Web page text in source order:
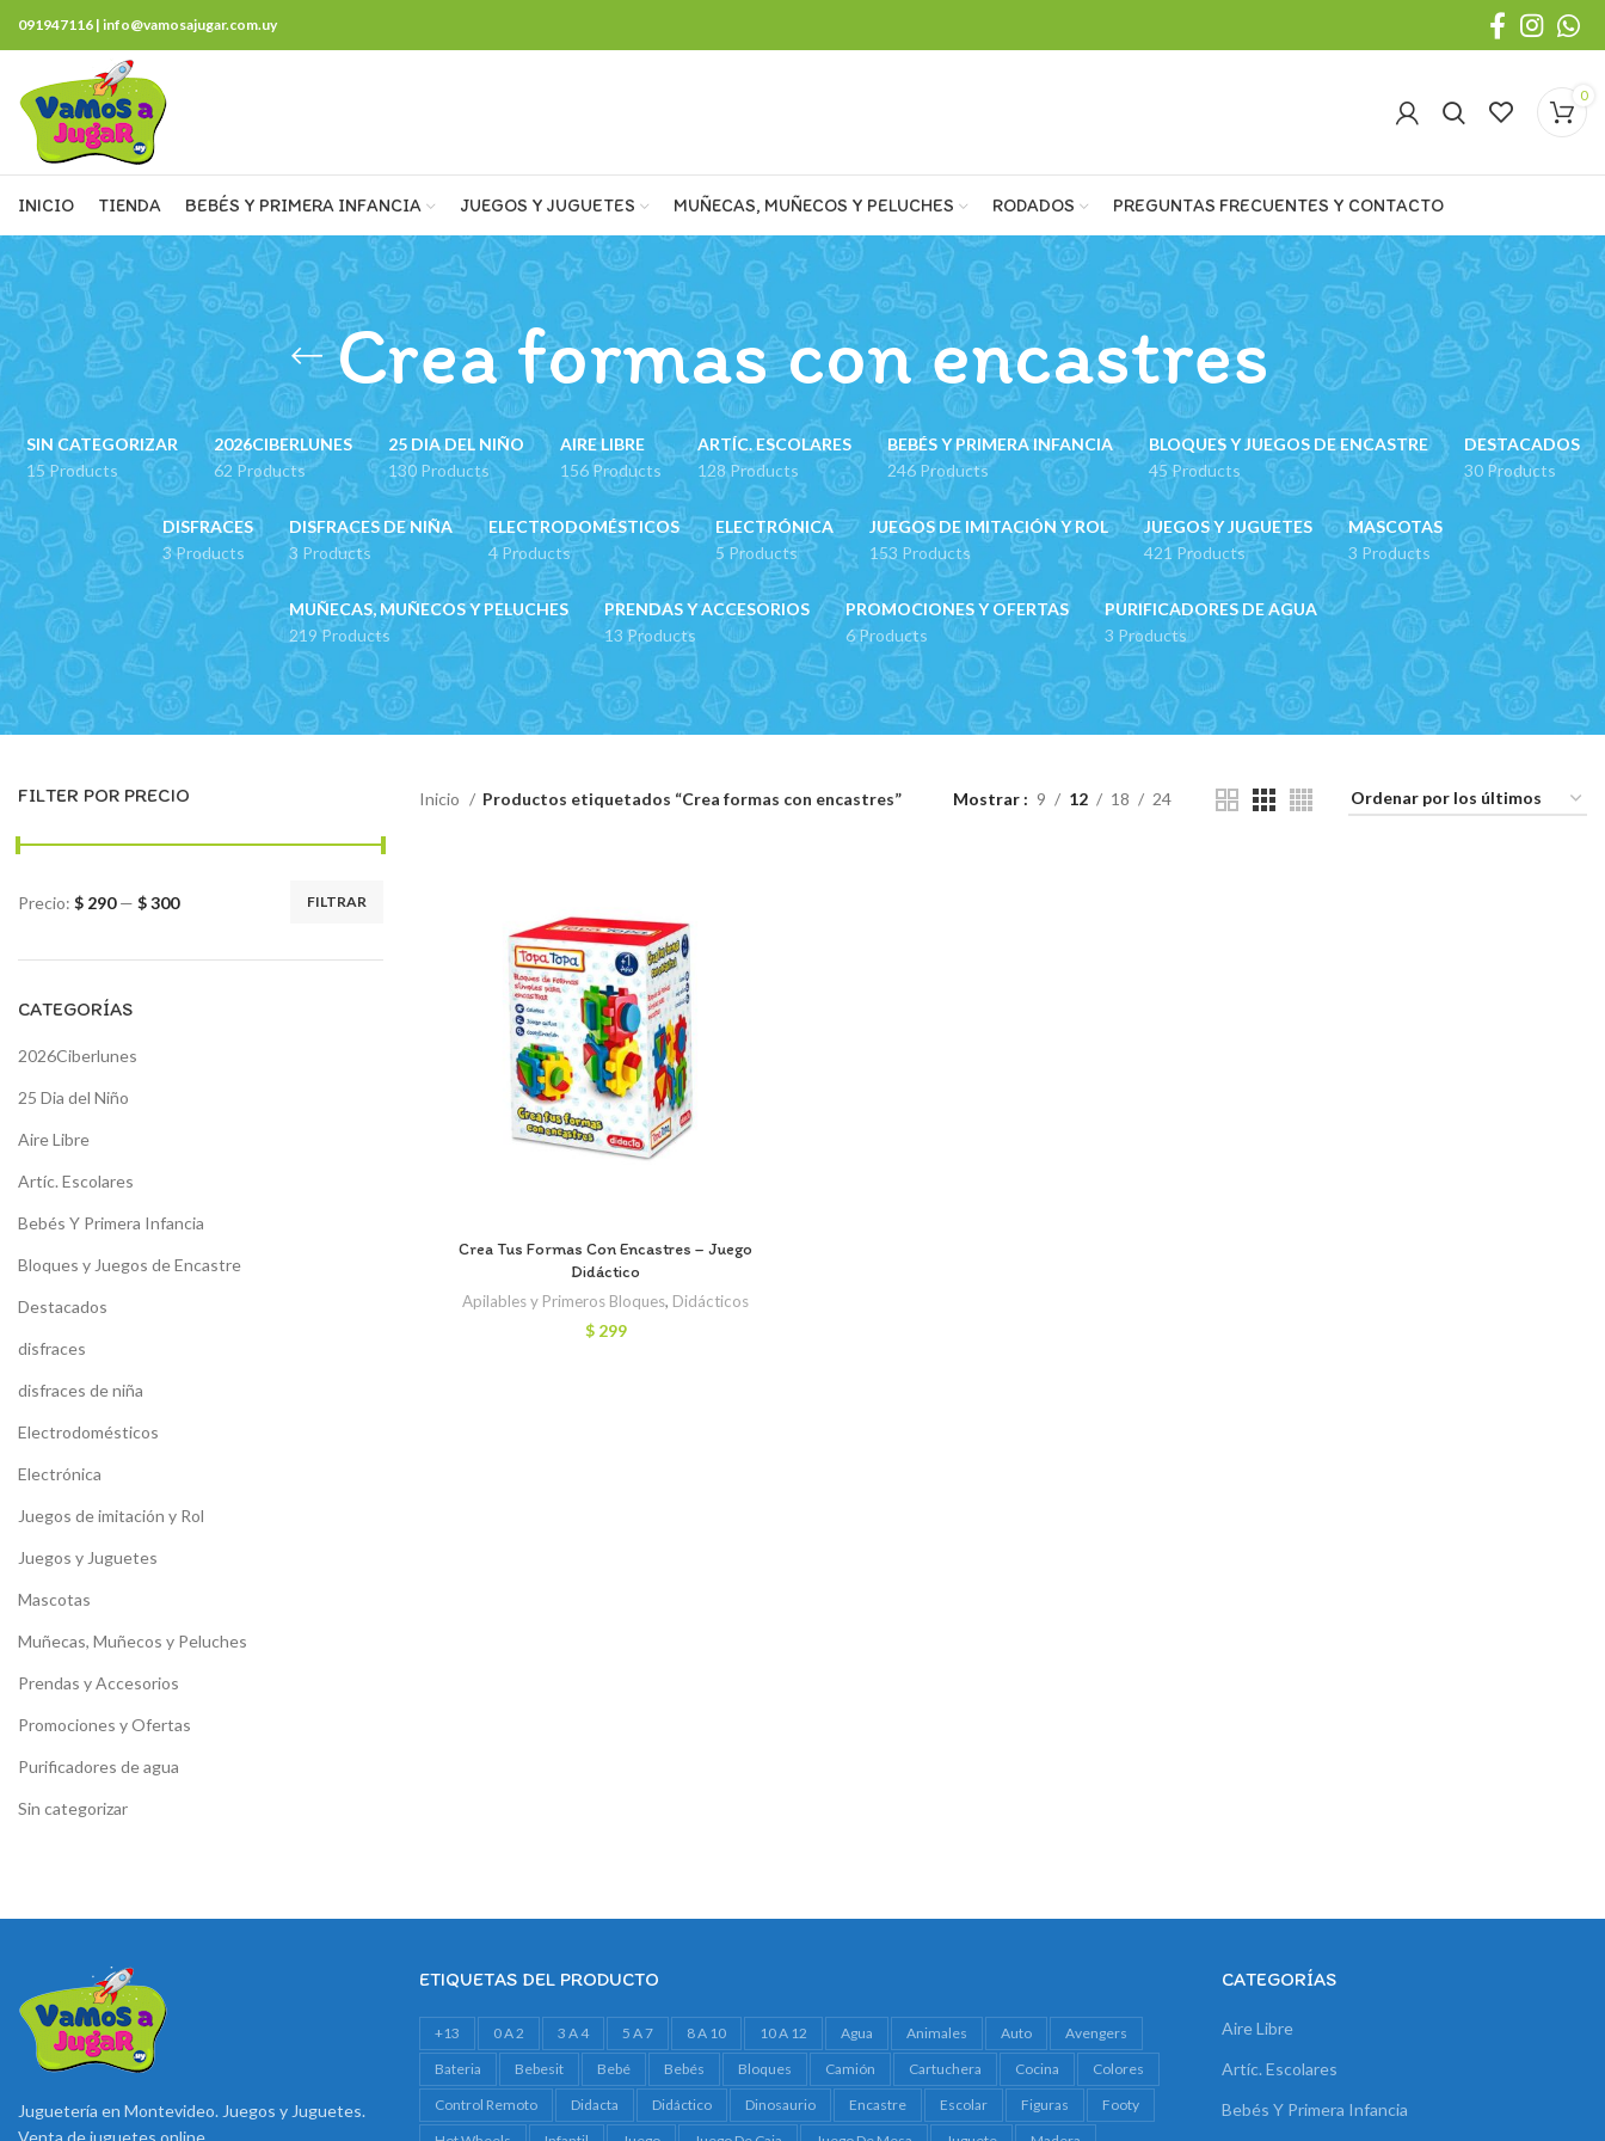
091947116 | info@vamosajugar.com.uy
0
INICIO TIENDA BEBÉS Y PRIMERA INFANCIA JUEGOS Y JUGUETES MUÑECAS, MUÑECOS Y PELUCHES RODADOS PREGUNTAS FRECUENTES Y CONTACTO
Crea formas con encastres
SIN CATEGORIZAR
15 Products
2026CIBERLUNES
62 Products
25 DIA DEL NIÑO
130 Products
AIRE LIBRE
156 Products
ARTÍC. ESCOLARES
128 Products
BEBÉS Y PRIMERA INFANCIA
246 Products
BLOQUES Y JUEGOS DE ENCASTRE
45 Products
DESTACADOS
30 Products
DISFRACES
3 Products
DISFRACES DE NIÑA
3 Products
ELECTRODOMÉSTICOS
4 Products
ELECTRÓNICA
5 Products
JUEGOS DE IMITACIÓN Y ROL
153 Products
JUEGOS Y JUGUETES
421 Products
MASCOTAS
3 Products
MUÑECAS, MUÑECOS Y PELUCHES
219 Products
PRENDAS Y ACCESORIOS
13 Products
PROMOCIONES Y OFERTAS
6 Products
PURIFICADORES DE AGUA
3 Products
FILTER POR PRECIO
FILTRAR
Precio: $ 290— $ 300
CATEGORÍAS
2026Ciberlunes
25 Dia del Niño
Aire Libre
Artíc. Escolares
Bebés Y Primera Infancia
Bloques y Juegos de Encastre
Destacados
disfraces
disfraces de niña
Electrodomésticos
Electrónica
Juegos de imitación y Rol
Juegos y Juguetes
Mascotas
Muñecas, Muñecos y Peluches
Prendas y Accesorios
Promociones y Ofertas
Purificadores de agua
Sin categorizar
Inicio Productos etiquetados “Crea formas con encastres” Mostrar 9 12 18 24
Crea Tus Formas Con Encastres – Juego
Didáctico
Apilables y Primeros Bloques, Didácticos
$299
Juguetería en Montevideo. Juegos y Juguetes.
Venta de juguetes online
ETIQUETAS DEL PRODUCTO
+13 0 A 2 3 A 4 5 A 7 8 A 10 10 A 12 Agua Animales Auto
Avengers
Bateria
Bebesit Bebé Bebés Bloques Camión Cartuchera Cocina
Colores
Control Remoto
Didacta Didáctico Dinosaurio Encastre Escolar Figuras
Footy
CATEGORÍAS
Aire Libre
Artíc. Escolares
Bebés Y Primera Infancia